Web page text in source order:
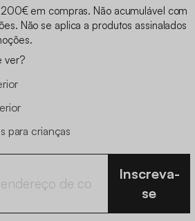
em compras. Não acumulável com
Não se aplica a produtos assinalados
ver?
para crianças
Inscreva-
se